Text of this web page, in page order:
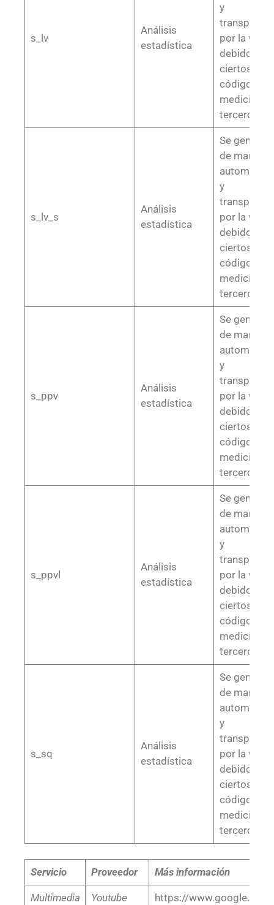
s_lv
Análisis
estadística
y
por la web,
debido a
ciertos
códigos de
medición o
terceros
s_lv_s
Análisis
estadística
Se generan
de manera
automática
y
por la web,
debido a
ciertos
códigos de
medición o
terceros
s_ppv
Análisis
estadística
Se generan
de manera
automática
y
por la web,
debido a
ciertos
códigos de
medición o
terceros
s_ppvl
Análisis
estadística
Se generan
de manera
automática
y
por la web,
debido a
ciertos
códigos de
medición o
terceros
s_sq
Análisis
estadística
Se generan
de manera
automática
y
por la web,
debido a
ciertos
códigos de
medición o
terceros
Servicio Proveedor Más información
Multimedia Youtube https://